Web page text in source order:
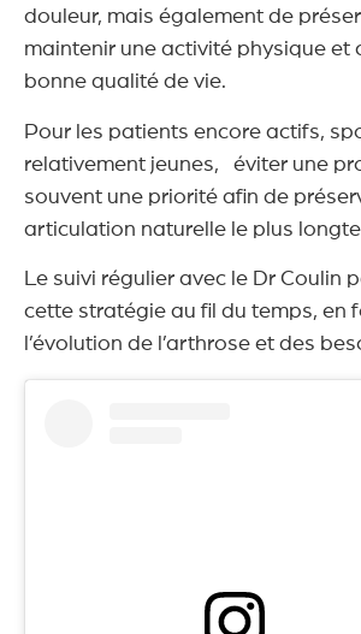
douleur, mais également de
maintenir une activité physique et
bonne qualité de vie.
Pour les patients encore actifs,
relativement jeunes, éviter une
souvent une priorité afin de
articulation naturelle le plus
Le suivi régulier avec le Dr Coulin
cette stratégie au fil du temps, en
l’évolution de l’arthrose et des